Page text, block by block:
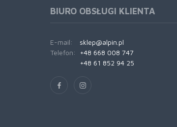
BIURO OBSŁUGI KLIENTA
E-mail:
sklep@alpin.pl
Telefon:
+48 668 008 747
+48 61 852 94 25